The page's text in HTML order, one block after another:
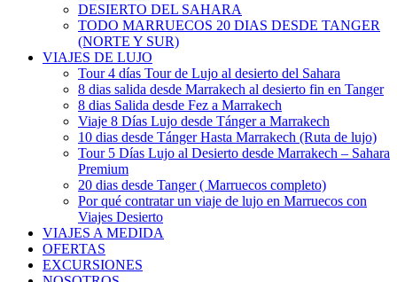
DESIERTO DEL SAHARA
TODO MARRUECOS 20 DIAS DESDE TANGER
(NORTE Y SUR)
VIAJES DE LUJO
Tour 4 días Tour de Lujo al desierto del Sahara
8 dias salida desde Marrakech al desierto fin en Tanger
8 dias Salida desde Fez a Marrakech
Viaje 8 Días Lujo desde Tánger a Marrakech
10 dias desde Tánger Hasta Marrakech (Ruta de lujo)
Tour 5 Días Lujo al Desierto desde Marrakech – Sahara
Premium
20 dias desde Tanger ( Marruecos completo)
Por qué contratar un viaje de lujo en Marruecos con
Viajes Desierto
VIAJES A MEDIDA
OFERTAS
EXCURSIONES